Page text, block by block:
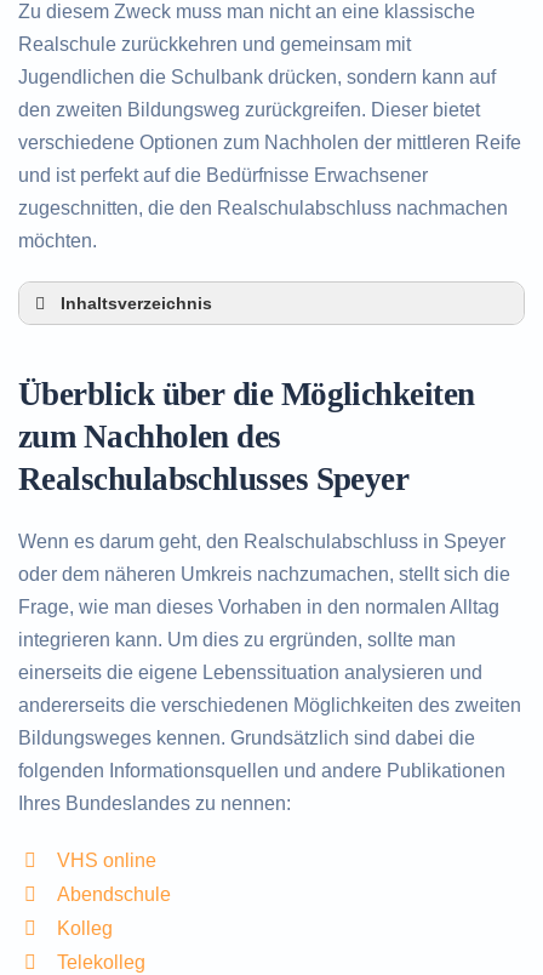
Zu diesem Zweck muss man nicht an eine klassische
Realschule zurückkehren und gemeinsam mit
Jugendlichen die Schulbank drücken, sondern kann auf
den zweiten Bildungsweg zurückgreifen. Dieser bietet
verschiedene Optionen zum Nachholen der mittleren Reife
und ist perfekt auf die Bedürfnisse Erwachsener
zugeschnitten, die den Realschulabschluss nachmachen
möchten.
Inhaltsverzeichnis
Alternativen zum nachträglichen Erwerb des
Realschulabschlusses in Speyer
Realschulabschlusses
Überblick über die Möglichkeiten
zum Nachholen des
Realschulabschlusses Speyer
Wenn es darum geht, den Realschulabschluss in Speyer
oder dem näheren Umkreis nachzumachen, stellt sich die
Frage, wie man dieses Vorhaben in den normalen Alltag
integrieren kann. Um dies zu ergründen, sollte man
einerseits die eigene Lebenssituation analysieren und
andererseits die verschiedenen Möglichkeiten des zweiten
Bildungsweges kennen. Grundsätzlich sind dabei die
folgenden Informationsquellen und andere Publikationen
Ihres Bundeslandes zu nennen:
VHS online
Abendschule
Kolleg
Telekolleg